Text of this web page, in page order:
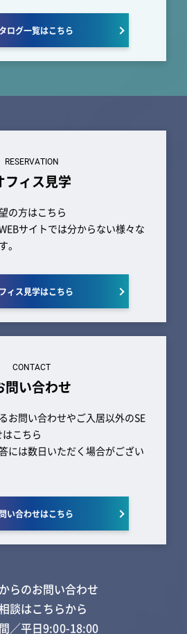
ログ一覧はこちら
RESERVATION
フィス見学
の方はこちら
サイトでは分からない様々な
。
ィス見学はこちら
CONTACT
問い合わせ
お問い合わせやご入居以外のSE
こちら
には数日いただく場合がござい
い合わせはこちら
らのお問い合わせ
談はこちらから
／平日9:00-18:00